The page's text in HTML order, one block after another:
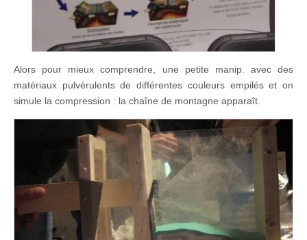
Alors pour mieux comprendre, une petite manip. avec des
matériaux pulvérulents de différentes couleurs empilés et on
simule la compression : la chaîne de montagne apparaît.